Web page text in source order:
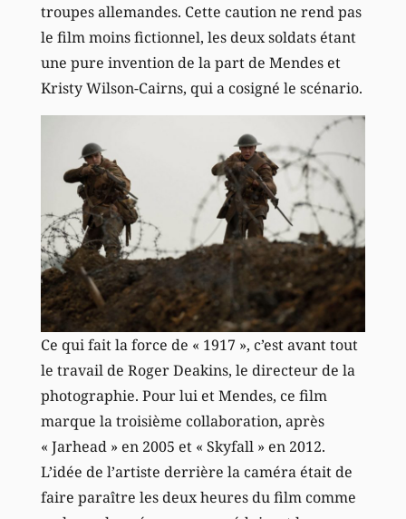
troupes allemandes. Cette caution ne rend pas
le film moins fictionnel, les deux soldats étant
une pure invention de la part de Mendes et
Kristy Wilson-Cairns, qui a cosigné le scénario.
Ce qui fait la force de « 1917 », c’est avant tout
le travail de Roger Deakins, le directeur de la
photographie. Pour lui et Mendes, ce film
marque la troisième collaboration, après
« Jarhead » en 2005 et « Skyfall » en 2012.
L’idée de l’artiste derrière la caméra était de
faire paraître les deux heures du film comme